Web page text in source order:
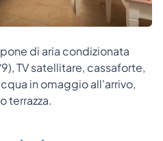
di aria condizionata
TV satellitare, cassaforte,
in omaggio all'arrivo,
terrazza.